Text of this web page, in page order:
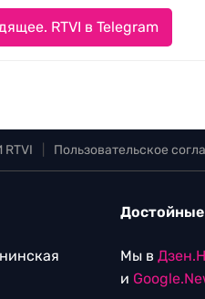
RTVI в Telegram
Пользовательское
Мы в
и